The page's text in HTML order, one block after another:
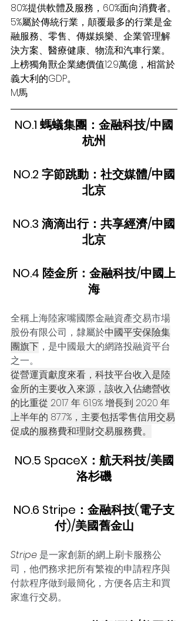
80%提供軟體及服務，60%面向消費者。
5%屬於傳統行業，顛覆最多的行業是金
融服務、零售、傳媒娛樂、企業管理解
決方案、醫療健康、物流和汽車行業。
上榜獨角獸企業總價值12.9萬億，相當於
義大利的GDP。
M馬
NO.1 螞蟻集團：金融科技/中國
杭州
NO.2 字節跳動：社交媒體/中國
北京
NO.3 滴滴出行：共享經濟/中國
北京
NO.4 陸金所：金融科技/中國上
海
全稱上海陸家嘴國際金融資產交易市場
股份有限公司，隸屬於中國平安保險集
團旗下 ，是中國最大的網路投融資平台
之一。
從營運貢獻度來看，科技平台收入是陸
金所的主要收入來源，該收入佔總營收
的比重從 2017 年 61.9% 增長到 2020 年
上半年的 87.7%，主要包括零售信用交易
促成的服務費和理財交易服務費。
NO.5 SpaceX：航天科技/美國
洛杉磯
NO.6 Stripe：金融科技(電子支
付)/美國舊金山
Stripe 是一家創新的網上刷卡服務公
司，他們務求把所有繁複的申請程序與
付款程序做到最簡化，方便各店主和買
家進行交易。